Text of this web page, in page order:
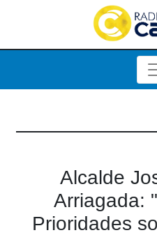
Alcalde
Arriagada:
Prioridades